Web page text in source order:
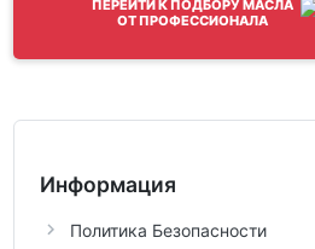
ПЕРЕЙТИ К ПОДБОРУ МАСЛА
ОТ ПРОФЕССИОНАЛА
Информация
Политика Безопасности